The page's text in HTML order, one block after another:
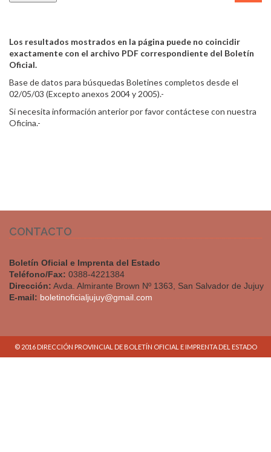
Los resultados mostrados en la página puede no coincidir
exactamente con el archivo PDF correspondiente del Boletín
Oficial.
Base de datos para búsquedas Boletines completos desde el
02/05/03 (Excepto anexos 2004 y 2005).-
Si necesita información anterior por favor contáctese con nuestra
Oficina.-
CONTACTO
Boletín Oficial e Imprenta del Estado
Teléfono/Fax: 0388-4221384
Dirección: Avda. Almirante Brown Nº 1363, San Salvador de Jujuy
E-mail: boletinoficialjujuy@gmail.com
© 2016 DIRECCIÓN PROVINCIAL DE BOLETÍN OFICIAL E IMPRENTA DEL ESTADO